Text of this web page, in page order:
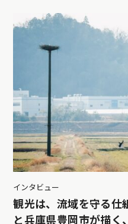
インタビュー
観光は、流域を守る仕
と兵庫県豊岡市が描く